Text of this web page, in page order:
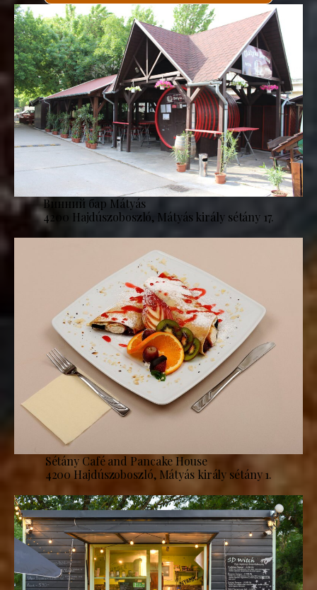
Винний бар Mátyás
4200 Hajdúszoboszló, Mátyás király sétány 17.
Sétány Café and Pancake House
4200 Hajdúszoboszló, Mátyás király sétány 1.